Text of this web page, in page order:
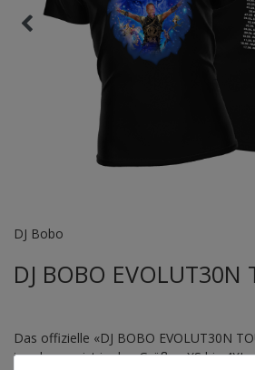
DJ Bobo
DJ BOBO
Das offizielle «DJ BOBO EVOLUT30N
in schwarz, ist in den Größen XS bis 4XL